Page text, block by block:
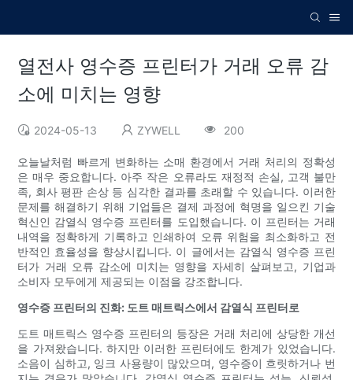
열전사 영수증 프린터가 거래 오류 감
소에 미치는 영향
2024-05-13 ZYWELL 200
오늘날처럼 빠르게 변화하는 소매 환경에서 거래 처리의 정확성
은 매우 중요합니다. 아주 작은 오류라도 재정적 손실, 고객 불만
족, 회사 평판 손상 등 심각한 결과를 초래할 수 있습니다. 이러한
문제를 해결하기 위해 기업들은 결제 과정에 혁명을 일으킨 기술
혁신인 감열식 영수증 프린터를 도입했습니다. 이 프린터는 거래
내역을 정확하게 기록하고 인쇄하여 오류 위험을 최소화하고 전
반적인 효율성을 향상시킵니다. 이 글에서는 감열식 영수증 프린
터가 거래 오류 감소에 미치는 영향을 자세히 살펴보고, 기업과
소비자 모두에게 제공되는 이점을 강조합니다.
영수증 프린터의 진화: 도트 매트릭스에서 감열식 프린터로
도트 매트릭스 영수증 프린터의 등장은 거래 처리에 상당한 개선
을 가져왔습니다. 하지만 이러한 프린터에도 한계가 있었습니다.
소음이 심하고, 잉크 사용량이 많았으며, 영수증이 흐릿하거나 번